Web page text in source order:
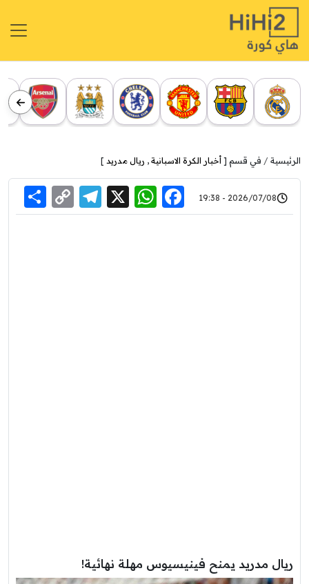
الرئيسية في قسم [ أخبار الكرة الاسبانية , ريال مدريد ]
2026/07/08 - 19:38
Facebook
WhatsApp
X
Link
ريال مدريد يمنح فينيسيوس مهلة نهائية!